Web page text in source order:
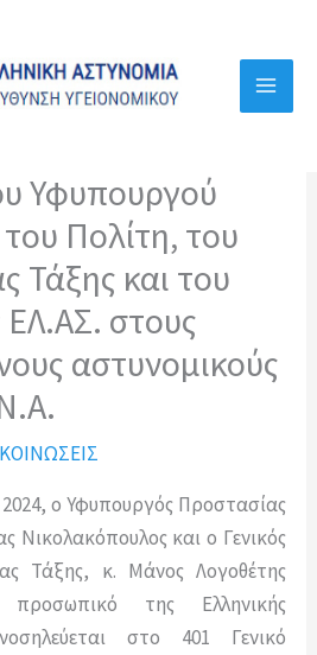
Υφυπουργού
Πολίτη, του
Τάξης και του
στους
αστυνομικούς
ο Υφυπουργός Προστασίας
Νικολακόπουλος και ο Γενικός
Τάξης, κ. Μάνος Λογοθέτης
της Ελληνικής
στο 401 Γενικό